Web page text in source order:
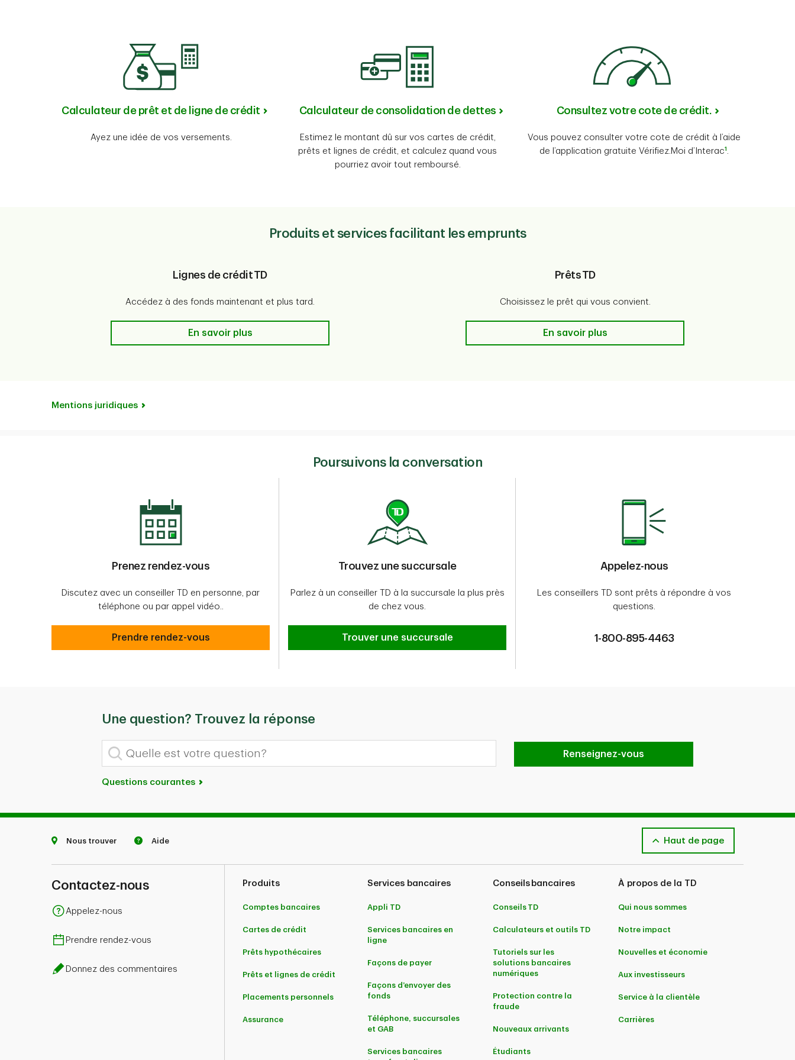
Calculateur de prêt et de ligne de crédit
Ayez une idée de vos versements.
Calculateur de consolidation de dettes
Estimez le montant dû sur vos cartes de crédit,
prêts et lignes de crédit, et calculez quand vous
pourriez avoir tout remboursé.
Consultez votre cote de crédit.
Vous pouvez consulter votre cote de crédit à l’aide
de l’application gratuite Vérifiez.Moi d’Interac1 .
Produits et services facilitant les emprunts
Lignes de crédit TD
Accédez à des fonds maintenant et plus tard.
Lignes de crédit TD
En savoir plus
Prêts TD
Choisissez le prêt qui vous convient.
Prêts TD
En savoir plus
Mentions juridiques
Poursuivons la conversation
Prenez rendez-vous
Discutez avec un conseiller TD en personne, par
téléphone ou par appel vidéo..
Prenez rendez-vous
Prendre rendez-vous
Trouvez une succursale
Parlez à un conseiller TD à la succursale la plus près
de chez vous.
Trouver une succursale
Trouver une succursale
Appelez-nous
Les conseillers TD sont prêts à répondre à vos
questions.
1-800-895-4463
Une question? Trouvez la réponse
Quelle est votre question?
Renseignez-vous
Questions courantes
Nous trouver Aide Haut de page
Contactez-nous
Appelez-nous
Prendre rendez-vous
Donnez des commentaires
Produits
Comptes bancaires
Cartes de crédit
Prêts hypothécaires
Prêts et lignes de crédit
Placements personnels
Assurance
Services bancaires
Appli TD
Services bancaires en
ligne
Façons de payer
Façons d’envoyer des
fonds
Téléphone, succursales
et GAB
Services bancaires
Conseils bancaires
Conseils TD
Calculateurs et outils TD
Tutoriels sur les
solutions bancaires
numériques
Protection contre la
fraude
Nouveaux arrivants
Étudiants
À propos de la TD
Qui nous sommes
Notre impact
Nouvelles et économie
Aux investisseurs
Service à la clientèle
Carrières